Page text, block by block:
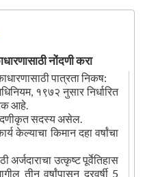
नोंदणी करा
पात्रता निकष:
१९७२ नुसार निर्धारित
आहे.
सदस्य असेल.
केल्याचा किमान दहा वर्षांचा
अर्जदाराचा उत्कृष्ट पूर्वेतिहास
तीन वर्षांपासून दरवर्षी 5